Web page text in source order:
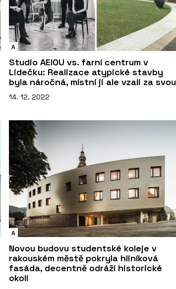
A
Studio AEIOU vs. farní centrum v
Lidečku: Realizace atypické stavby
byla náročná, místní ji ale vzali za svou
14. 12. 2022
A
Novou budovu studentské koleje v
rakouském městě pokryla hliníková
fasáda, decentně odráží historické
okolí